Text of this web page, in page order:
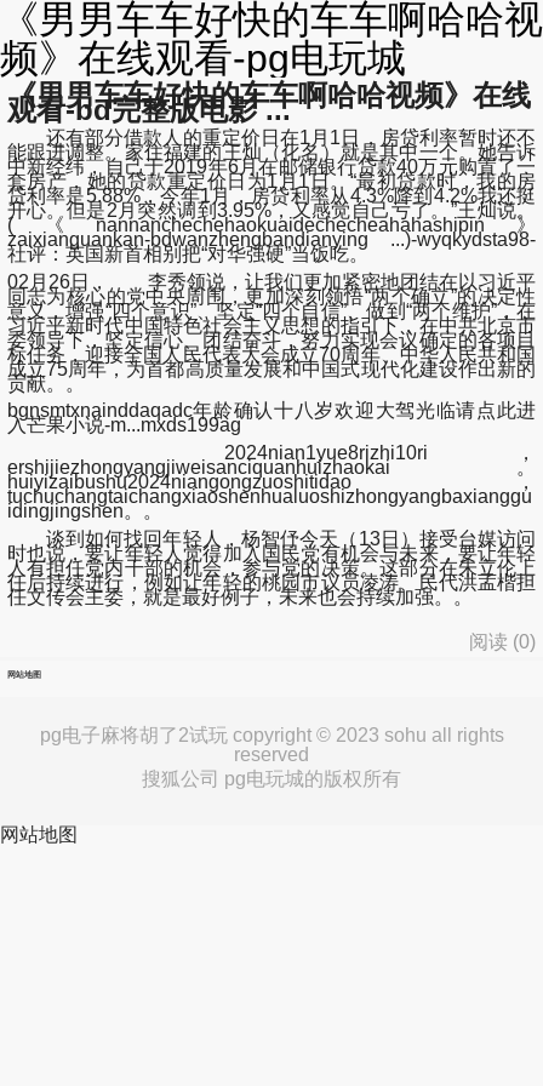
《男男车车好快的车车啊哈哈视
频》在线观看-pg电玩城
《男男车车好快的车车啊哈哈视频》在线
观看-bd完整版电影 ...
还有部分借款人的重定价日在1月1日，房贷利率暂时还不
能跟进调整。家住福建的王灿（化名）就是其中一个。她告诉
中新经纬，自己于2019年6月在邮储银行贷款40万元购置了一
套房产，她的贷款重定价日为1月1日。“最初贷款时，我的房
贷利率是5.88%，今年1月，房贷利率从4.3%降到4.2%我还挺
开心。但是2月突然调到3.95%，又感觉自己亏了。”王灿说。
(《nannanchechehaokuaidechecheahahashipin》
zaixianguankan-bdwanzhengbandianying ...)-wyqkydsta98-
社评：英国新首相别把“对华强硬”当饭吃。
02月26日， 李秀领说，让我们更加紧密地团结在以习近平
同志为核心的党中央周围，更加深刻领悟“两个确立”的决定性
意义，增强“四个意识”、坚定“四个自信”、做到“两个维护”，在
习近平新时代中国特色社会主义思想的指引下，在中共北京市
委领导下，坚定信心、团结奋斗，努力实现会议确定的各项目
标任务，迎接全国人民代表大会成立70周年、中华人民共和国
成立75周年，为首都高质量发展和中国式现代化建设作出新的
贡献。。
bgnsmtxnainddaqadc年龄确认十八岁欢迎大驾光临请点此进
入芒果小说-m...mxds199ag
2024nian1yue8rizhi10ri，
ershijiezhongyangjiweisanciquanhuizhaokai。
huiyizaibushu2024niangongzuoshitidao，
tuchuchangtaichangxiaoshenhualuoshizhongyangbaxianggu
idingjingshen。。
谈到如何找回年轻人，杨智伃今天（13日）接受台媒访问
时也说，要让年轻人觉得加入国民党有机会与未来，要让年轻
人有担任党内干部的机会，参与党的决策。这部分在朱立伦上
任后持续进行，例如让年轻的桃园市议员凌涛、民代洪孟楷担
任文传会主委，就是最好例子，未来也会持续加强。。
阅读 (0)
网站地图
pg电子麻将胡了2试玩 copyright © 2023 sohu all rights
reserved
搜狐公司 pg电玩城的版权所有
网站地图